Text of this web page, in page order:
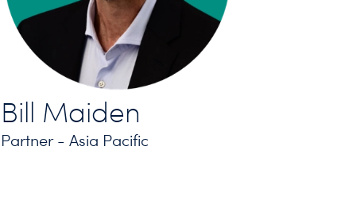
Bill Maiden
Partner - Asia Pacific